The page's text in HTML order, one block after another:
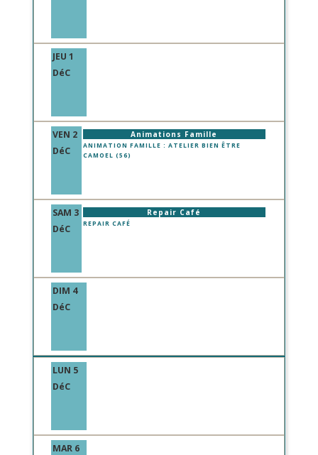
JEU 1
DéC
VEN 2
DéC
Animations Famille
ANIMATION FAMILLE : ATELIER BIEN ÊTRE
CAMOEL (56)
SAM 3
DéC
Repair Café
REPAIR CAFÉ
DIM 4
DéC
LUN 5
DéC
MAR 6